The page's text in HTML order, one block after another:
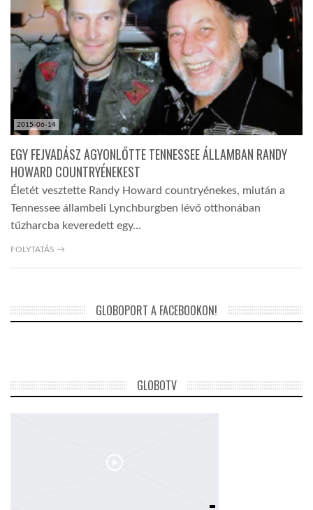
2015-06-14
EGY FEJVADÁSZ AGYONLŐTTE TENNESSEE ÁLLAMBAN RANDY
HOWARD COUNTRYÉNEKEST
Életét vesztette Randy Howard countryénekes, miután a
Tennessee állambeli Lynchburgben lévő otthonában
tűzharcba keveredett egy…
FOLYTATÁS →
GLOBOPORT A FACEBOOKON!
GLOBOTV